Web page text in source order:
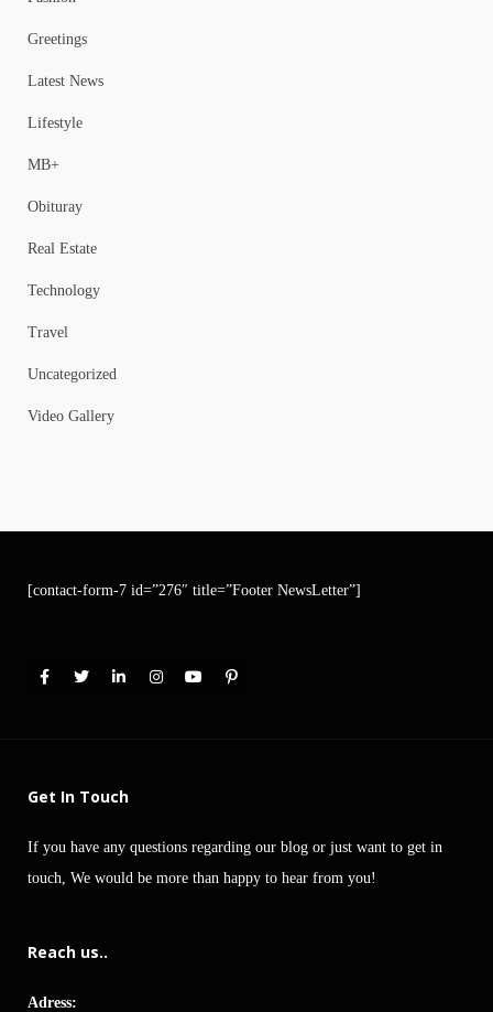
Greetings
Latest News
Lifestyle
MB+
Obituray
Real Estate
Technology
Travel
Uncategorized
Video Gallery
[contact-form-7 id=”276″ title=”Footer NewsLetter”]
Get In Touch
If you have any questions regarding our blog or just want to get in
touch, We would be more than happy to hear from you!
Reach us..
Adress: